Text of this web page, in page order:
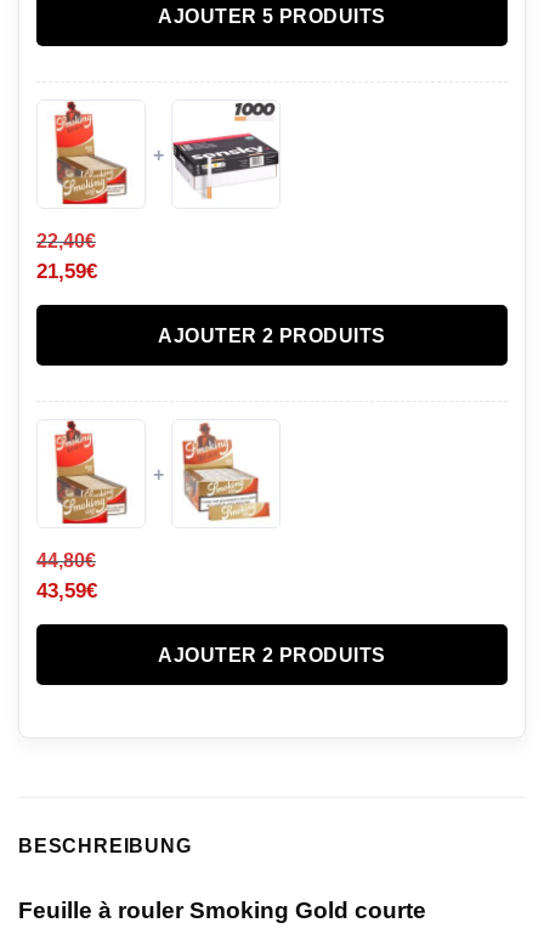
AJOUTER 5 PRODUITS
+
22,40€
21,59€
AJOUTER 2 PRODUITS
+
44,80€
43,59€
AJOUTER 2 PRODUITS
BESCHREIBUNG
Feuille à rouler Smoking Gold courte